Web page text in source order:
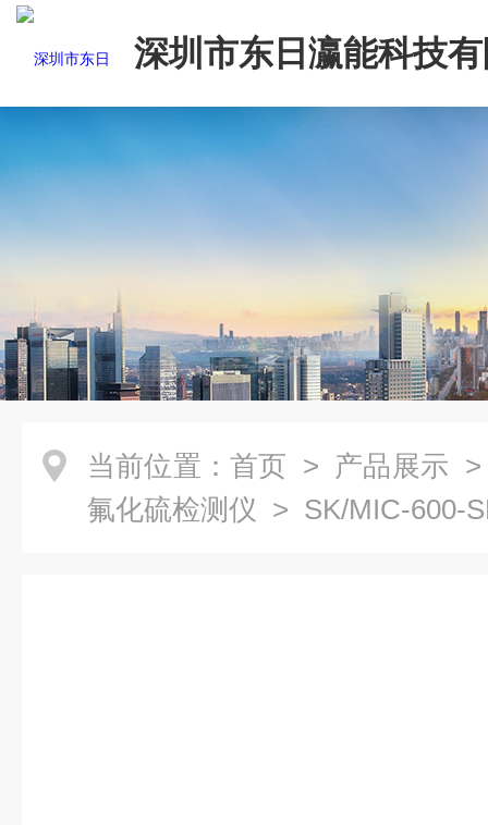
深圳市东日瀛能科技
当前位置： 首页 > 产品展示
氟化硫检测仪 > SK/MIC-600-